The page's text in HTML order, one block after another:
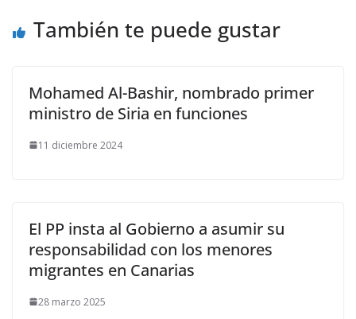
También te puede gustar
Mohamed Al-Bashir, nombrado primer
ministro de Siria en funciones
11 diciembre 2024
El PP insta al Gobierno a asumir su
responsabilidad con los menores
migrantes en Canarias
28 marzo 2025